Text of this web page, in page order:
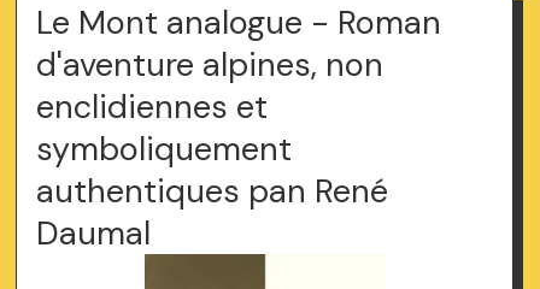
Le Mont analogue - Roman
d'aventure alpines, non
enclidiennes et
symboliquement
authentiques pan René
Daumal